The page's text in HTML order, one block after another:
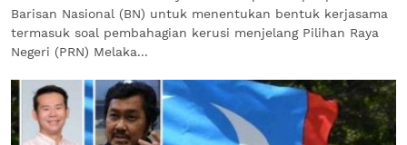
Barisan Nasional (BN) untuk menentukan bentuk kerjasama
termasuk soal pembahagian kerusi menjelang Pilihan Raya
Negeri (PRN) Melaka...